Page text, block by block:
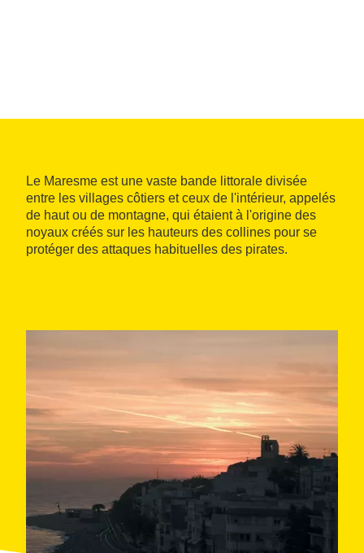
Le Maresme est une vaste bande littorale divisée
entre les villages côtiers et ceux de l'intérieur, appelés
de haut ou de montagne, qui étaient à l'origine des
noyaux créés sur les hauteurs des collines pour se
protéger des attaques habituelles des pirates.